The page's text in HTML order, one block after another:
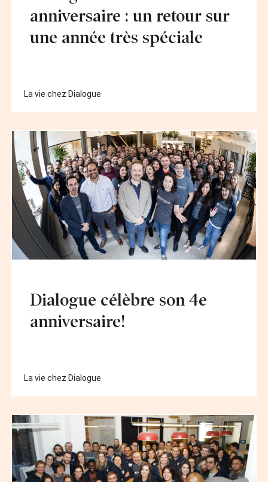
anniversaire : un retour sur
une année très spéciale
La vie chez Dialogue
Dialogue célèbre son 4e
anniversaire!
La vie chez Dialogue